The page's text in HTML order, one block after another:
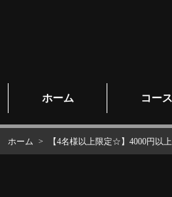
ホーム コース
ホーム 【4名様以上限定☆】4000円以